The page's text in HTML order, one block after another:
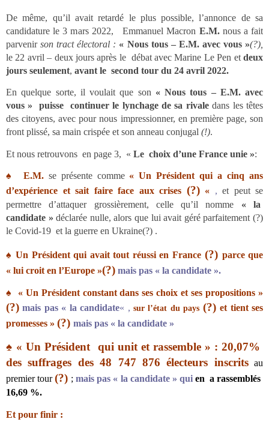
De même, qu’il avait retardé le plus possible, l’annonce de sa
candidature le 3 mars 2022, Emmanuel Macron E.M.nous a fait
parvenirson tract électoral : « Nous tous – E.M. avec vous »(?),
le 22 avril – deux jours après le débat avec Marine Le Pen et deux
jours seulement, avant le second tour du 24 avril 2022.
En quelque sorte, il voulait que son « Nous tous – E.M. avec
vous » puisse continuerle lynchage de sa rivaledans les têtes
des citoyens, avec pour nous impressionner, en première page, son
front plissé, sa main crispée et son anneau conjugal (!).
Et nous retrouvons en page 3, « Le choix d’une France unie »:
♠ E.M.se présente comme « Un Présidentqui a cinq ans
d’expérience et sait faire face aux crises (?)« , et peut se
permettre d’attaquer grossièrement, celle qu’il nomme « la
candidate »déclarée nulle, alors que lui avait géré parfaitement (?)
le Covid-19 et la guerre en Ukraine(?) .
♠ Un Président qui avait tout réussi en France (?) parce que
« lui croit en l’Europe »(?) mais pas « la candidate ».
♠ « Un Président constant dans ses choix et ses propositions »
(?) mais pas « la candidate« , sur l’état du pays (?) et tient ses
promesses » (?) mais pas « la candidate »
♠ « Un Président qui unit et rassemble » : 20,07%
des suffrages des 48 747 876 électeurs inscritsau
premier tour(?) ; mais pas « la candidate » qui en a rassemblés
16,69 %.
Et pour finir :